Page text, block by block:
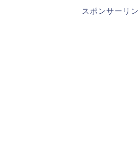
スポンサーリ